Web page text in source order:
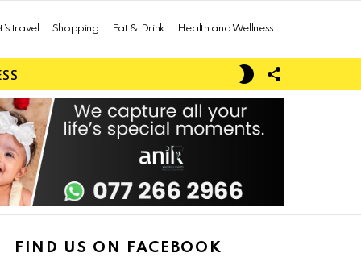
travel Shopping Eat & Drink Health and Wellness
SWITCH
SKIN
FIND US ON FACEBOOK